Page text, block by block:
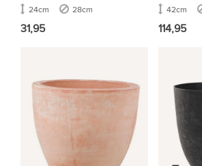
24cm 28cm
31,95
42cm
114,95